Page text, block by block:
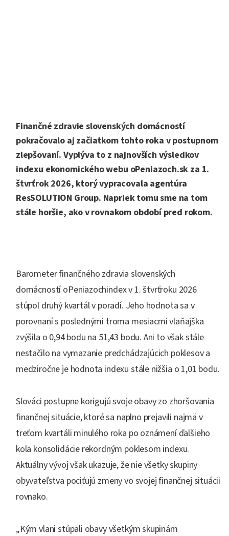
Finančné zdravie slovenských domácností
pokračovalo aj začiatkom tohto roka v postupnom
zlepšovaní. Vyplýva to z najnovších výsledkov
indexu ekonomického webu oPeniazoch.sk za 1.
štvrťrok 2026, ktorý vypracovala agentúra
ResSOLUTION Group. Napriek tomu sme na tom
stále horšie, ako v rovnakom období pred rokom.
Barometer finančného zdravia slovenských
domácností oPeniazochindex v 1. štvrťroku 2026
stúpol druhý kvartál v poradí. Jeho hodnota sa v
porovnaní s poslednými troma mesiacmi vlaňajška
zvýšila o 0,94 bodu na 51,43 bodu. Ani to však stále
nestačilo na vymazanie predchádzajúcich poklesov a
medziročne je hodnota indexu stále nižšia o 1,01 bodu.
Slováci postupne korigujú svoje obavy zo zhoršovania
finančnej situácie, ktoré sa naplno prejavili najmä v
treťom kvartáli minulého roka po oznámení ďalšieho
kola konsolidácie rekordným poklesom indexu.
Aktuálny vývoj však ukazuje, že nie všetky skupiny
obyvateľstva pociťujú zmeny vo svojej finančnej situácii
rovnako.
„Kým vlani stúpali obavy všetkým skupinám